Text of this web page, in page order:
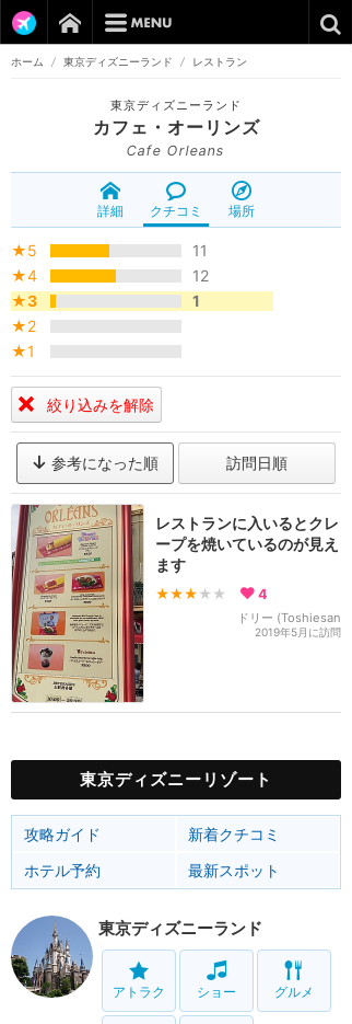
ホーム / 東京ディズニーランド / レストラン
東京ディズニーランド
カフェ・オーリンズ
Cafe Orleans
詳細 クチコミ 場所
★5
11
★4
12
★3
1
★2
★1
絞り込みを解除
参考になった順 訪問日順
レストランに入いるとクレ
ープを焼いているのが見え
ます
★★★ ★★ 4
ドリー (Toshiesan
2019年5月に訪問
東京ディズニーリゾート
攻略ガイド
新着クチコミ
ホテル予約
最新スポット
東京ディズニーランド
アトラク ショー グルメ